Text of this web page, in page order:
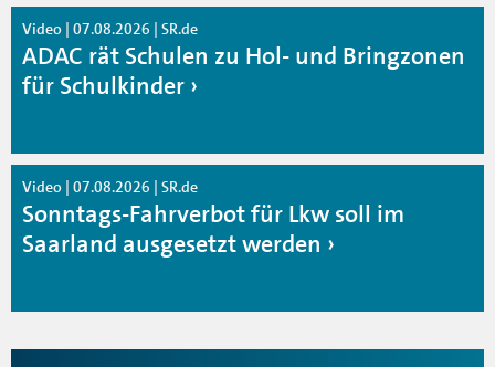
Video | 07.08.2026 | SR.de
ADAC rät Schulen zu Hol- und Bringzonen
für Schulkinder
Video | 07.08.2026 | SR.de
Sonntags-Fahrverbot für Lkw soll im
Saarland ausgesetzt werden